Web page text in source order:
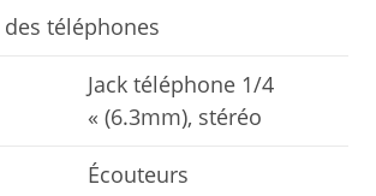
téléphones
Jack téléphone 1/4
« (6.3mm), stéréo
Écouteurs